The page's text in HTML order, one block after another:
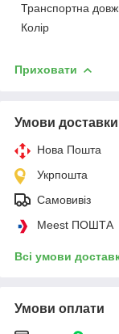
Транспортна
Колір
Приховати
Умови доставки
Нова Пошта
Укрпошта
Самовивіз
Meest ПОШТА
Всі умови
Умови оплати